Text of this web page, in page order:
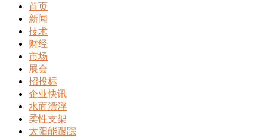
首页
新闻
技术
财经
市场
展会
招投标
企业快讯
水面漂浮
柔性支架
太阳能跟踪